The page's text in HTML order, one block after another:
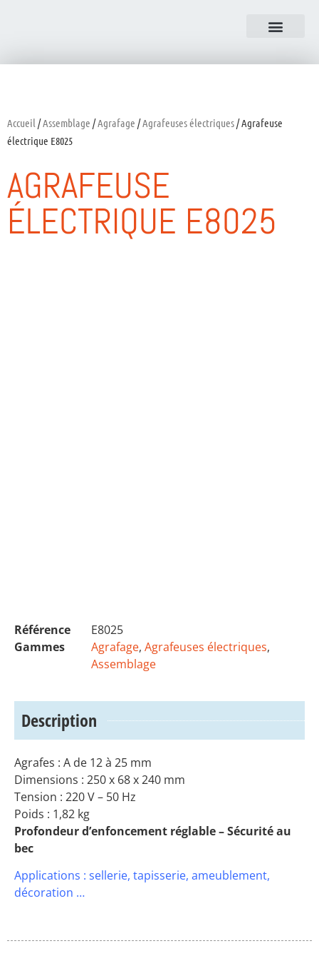
Accueil /Assemblage /Agrafage /Agrafeuses électriques/ Agrafeuse
électrique E8025
AGRAFEUSE
ÉLECTRIQUE E8025
Référence
E8025
Gammes
Agrafage, Agrafeuses électriques,
Assemblage
Description
Agrafes : A de 12 à 25 mm
Dimensions : 250 x 68 x 240 mm
Tension : 220 V – 50 Hz
Poids : 1,82 kg
Profondeur d’enfoncement réglable – Sécurité au
bec
Applications : sellerie, tapisserie, ameublement,
décoration …